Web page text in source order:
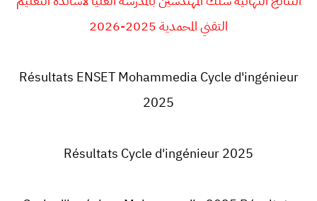
التقني المحمدية 2025-2026
Résultats ENSET Mohammedia Cycle d'ingénieur
2025
Résultats Cycle d'ingénieur 2025